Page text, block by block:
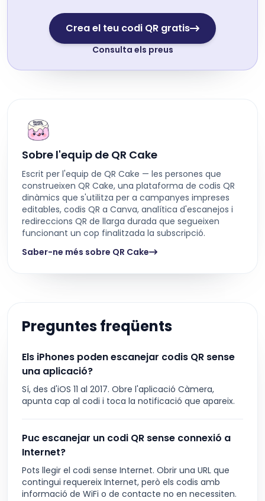
Crea el teu codi QR gratis
Consulta els preus
Sobre l'equip de QR Cake
Escrit per l'equip de QR Cake — les persones que
construeixen QR Cake, una plataforma de codis QR
dinàmics que s'utilitza per a campanyes impreses
editables, codis QR a Canva, analítica d'escanejos i
redireccions QR de llarga durada que segueixen
funcionant un cop finalitzada la subscripció.
Saber-ne més sobre QR Cake
Preguntes freqüents
Els iPhones poden escanejar codis QR sense
una aplicació?
Sí, des d'iOS 11 al 2017. Obre l'aplicació Càmera,
apunta cap al codi i toca la notificació que apareix.
Puc escanejar un codi QR sense connexió a
Internet?
Pots llegir el codi sense Internet. Obrir una URL que
contingui requereix Internet, però els codis amb
informació de WiFi o de contacte no en necessiten.